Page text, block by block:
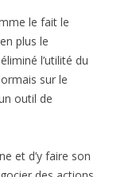
le fait le
plus le
l’utilité du
sur le
outil de
et d’y faire son